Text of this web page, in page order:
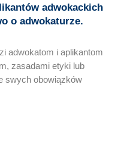
adwokackich
o adwokaturze.
adwokatom i aplikantom
zasadami etyki lub
swych obowiązków